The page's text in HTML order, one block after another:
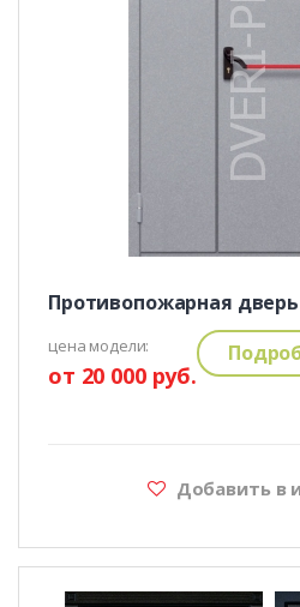
Противопожарная
цена модели:
от 20 000 руб.
Добавить в